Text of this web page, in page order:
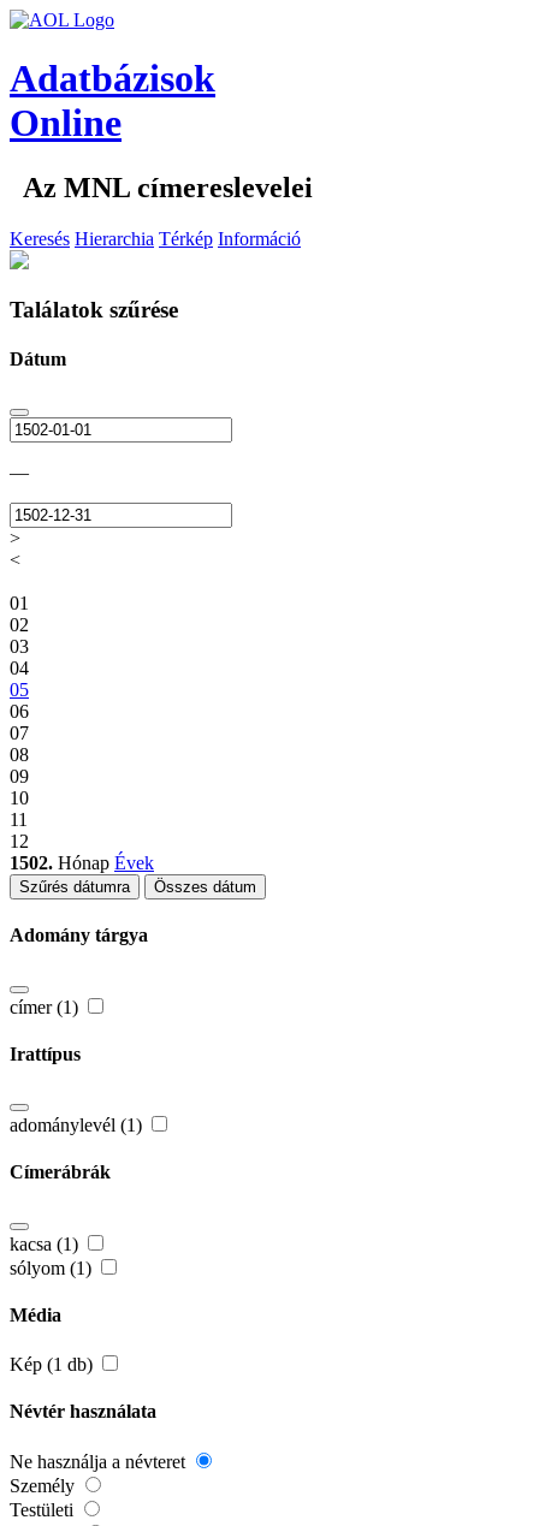
Adatbázisok
Online
Az MNL címereslevelei
Keresés Hierarchia Térkép Információ
Találatok szűrése
Dátum
—
>
<
01
02
03
04
05
06
07
08
09
10
11
12
1502. Hónap Évek
Szűrés dátumra Összes dátum
Adomány tárgya
címer (1)
Irattípus
adománylevél (1)
Címerábrák
kacsa (1)
sólyom (1)
Média
Kép (1 db)
Névtér használata
Ne használja a névteret
Személy
Testületi